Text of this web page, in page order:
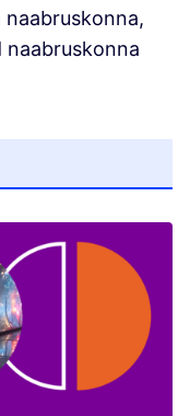
naabruskonna,
naabruskonna